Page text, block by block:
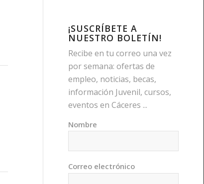
¡SUSCRÍBETE A
NUESTRO BOLETÍN!
Recibe en tu correo una vez
por semana: ofertas de
empleo, noticias, becas,
información Juvenil, cursos,
eventos en Cáceres ...
Nombre
Correo electrónico